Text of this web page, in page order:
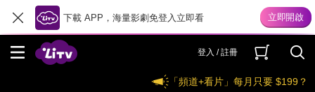
下載 APP，海量影劇免登入立即看
登入 / 註冊
「頻道+看片」每月只要 $199？